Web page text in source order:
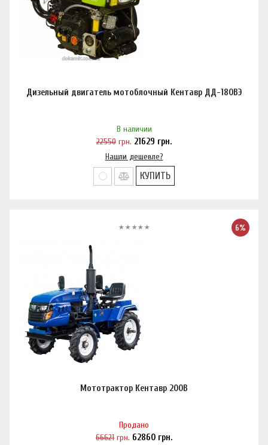
Дизельный двигатель мотоблочный Кентавр ДД-180ВЭ
В наличии
22550 грн. 21629 грн.
Нашли дешевле?
КУПИТЬ
6%
Мототрактор Кентавр 200В
Продано
66621 грн. 62860 грн.